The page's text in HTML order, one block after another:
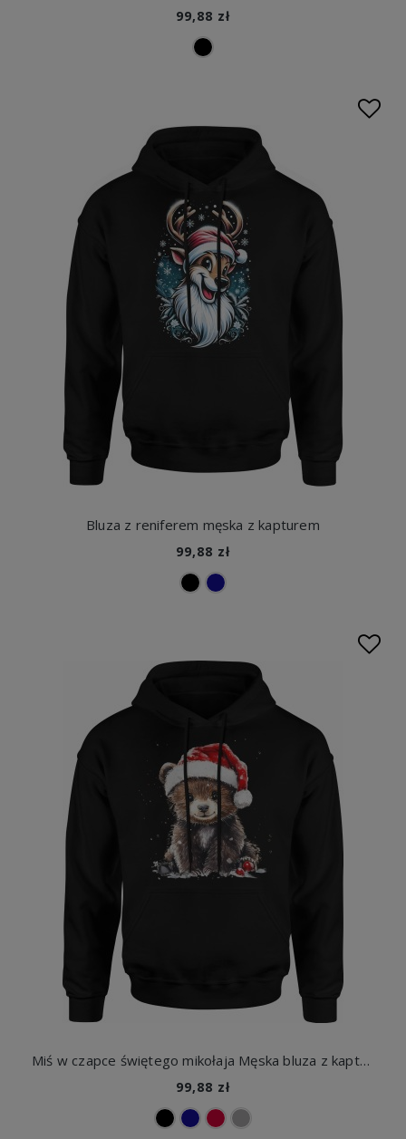
99,88 zł
Bluza z reniferem męska z kapturem
99,88 zł
Miś w czapce świętego mikołaja Męska bluza z kapturem
99,88 zł